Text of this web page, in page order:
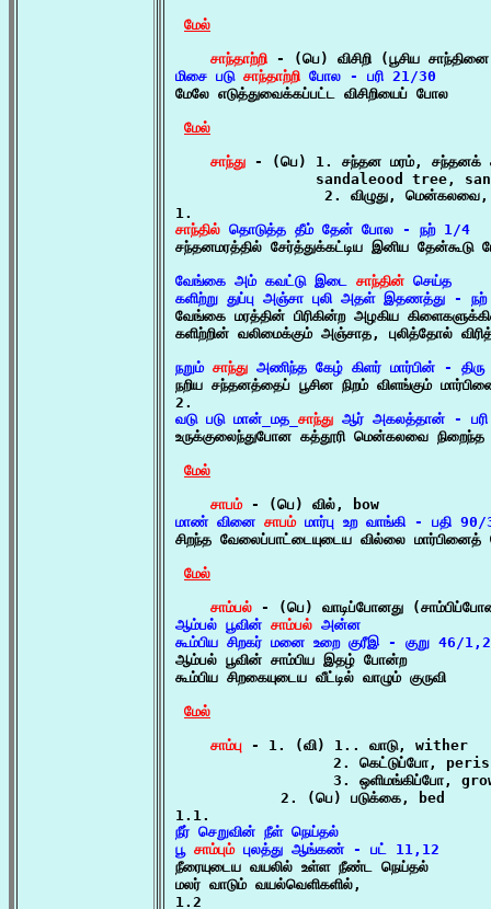
மேல்
சாந்தாற்றி
மிசை படு சாந்தாற்றி போல - பரி 21/30
மேலே எடுத்துவைக்கப்பட்ட விசிறியைப் போல
மேல்
சாந்து - (பெ) 1. சந்தன மரம், சந்தனக்
sandaleood tree,
2. விழுது,
சாந்தில் தொடுத்த தீம் தேன் போல - நற் 1/4
சந்தனமரத்தில் சேர்த்துக்கட்டிய இனிய தேன்கூடு
வேங்கை அம் கவட்டு இடை சாந்தின் செய்த
களிற்று துப்பு அஞ்சா புலி அதள் இதணத்து -
வேங்கை மரத்தின் பிரிகின்ற அழகிய
களிற்றின் வலிமைக்கும் அஞ்சாத, புலித்தோல்
நறும் சாந்து அணிந்த கேழ் கிளர் மார்பின் - திரு
நறிய சந்தனத்தைப் பூசின நிறம் விளங்கும்
வடு படு மான்_மத_ சாந்து ஆர் அகலத்தான் -
உருக்குலைந்துபோன கத்தூரி மென்கலவை நிறைந்த
மேல்
சாபம்
மாண் வினை சாபம் மார்பு உற வாங்கி - பதி 90/
சிறந்த வேலைப்பாட்டையுடைய வில்லை மார்பினைத்
மேல்
சாம்பல்
ஆம்பல் பூவின் சாம்பல் அன்ன
கூம்பிய சிறகர் மனை உறை குரீஇ - குறு 46/1,2
ஆம்பல் பூவின் சாம்பிய இதழ் போன்ற
கூம்பிய சிறகையுடைய வீட்டில் வாழும் குருவி
மேல்
சாம்பு - 1. (வி) 1.. வாடு, wither
2. கெட்டுப்போ,
3. ஒளிமங்கிப்போ,
            2. (பெ) படுக்கை, bed
நீர் செறுவின் நீள் நெய்தல்
பூ சாம்பும் புலத்து ஆங்கண் - பட் 11,12
நீரையுடைய வயலில் உள்ள நீண்ட நெய்தல்
மலர் வாடும் வயல்வெளிகளில்,